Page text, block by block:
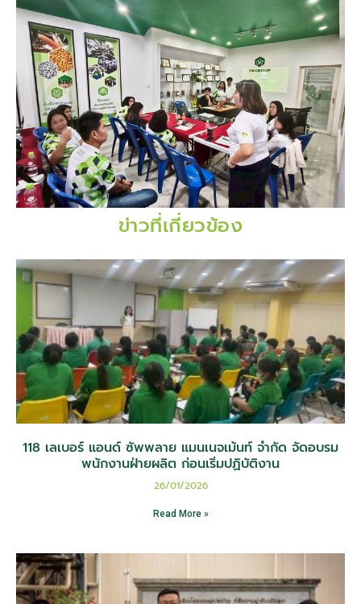
ข่าวที่เกี่ยวข้อง
118 เลเบอร์ แอนด์ ซัพพลาย แมนเนจเม้นท์ จำกัด จัดอบรม
พนักงานฝ่ายผลิต ก่อนเริ่มปฏิบัติงาน
26/01/2026
Read More »